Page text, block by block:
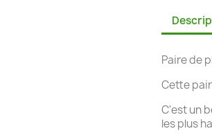
Paire de
Cette
C'est un
les plus